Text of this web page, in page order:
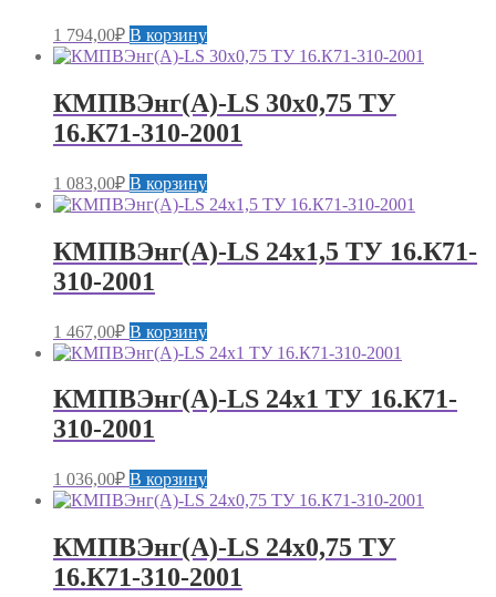
1 794,00₽ В корзину
КМПВЭнг(А)-LS 30х0,75 ТУ
16.К71-310-2001
1 083,00₽ В корзину
КМПВЭнг(А)-LS 24х1,5 ТУ 16.К71-
310-2001
1 467,00₽ В корзину
КМПВЭнг(А)-LS 24х1 ТУ 16.К71-
310-2001
1 036,00₽ В корзину
КМПВЭнг(А)-LS 24х0,75 ТУ
16.К71-310-2001